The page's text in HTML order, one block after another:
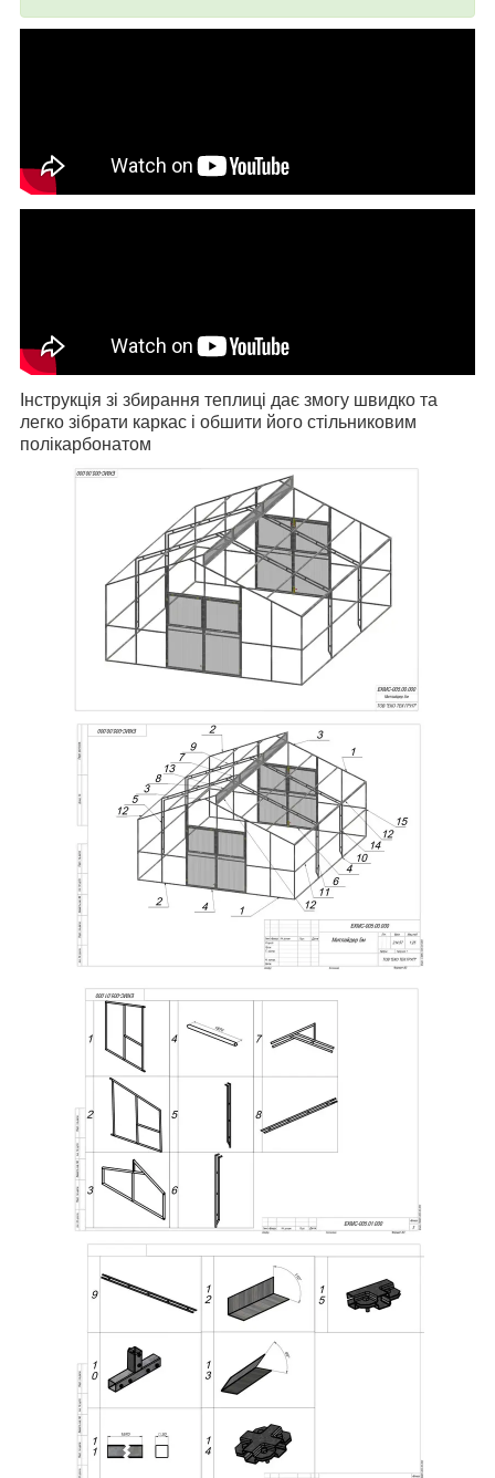
Інструкція зі збирання теплиці дає змогу швидко та
легко зібрати каркас і обшити його стільниковим
полікарбонатом